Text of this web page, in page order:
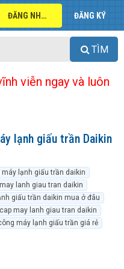
ĐĂNG NHẬP ĐĂNG KÝ
TÌM
viễn ngay và luôn
lạnh giấu trần Daikin
máy lạnh giấu trần daikin
may lanh giau tran daikin
giấu trần daikin mua ở đâu
may lanh giau tran daikin
máy lạnh giấu trần giá rẻ